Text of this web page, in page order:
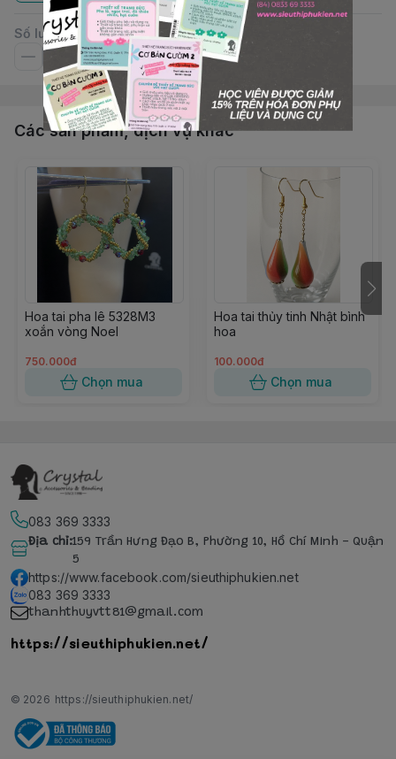
Số lượng
Các sản phẩm, dịch vụ khác
Hoa tai pha lê 5328M3
xoắn vòng Noel
750.000đ
Chọn mua
Hoa tai thủy tinh Nhật bình
hoa
100.000đ
Chọn mua
083 369 3333
Địa chỉ:159 Trần Hưng Đạo B, Phường 10, Hồ Chí Minh - Quận
5
https://www.facebook.com/sieuthiphukien.net
083 369 3333
thanhthuyvtt81@gmail.com
https://sieuthiphukien.net/
© 2026 https://sieuthiphukien.net/